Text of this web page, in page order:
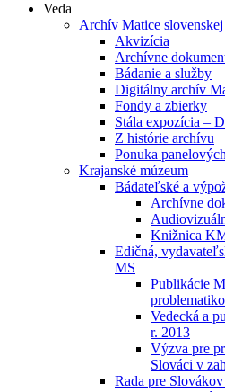
Veda
Archív Matice slovenskej
Akvizícia
Archívne
Bádanie a služby
Digitálny archív
Fondy a zbierky
Stála expozícia –
Z histórie archívu
Ponuka
Krajanské múzeum
Bádateľské a
Archívne
Knižnica
Edičná,
MS
Publikácie
Vedecká a
r. 2013
Výzva pre
Slováci v
Rada pre